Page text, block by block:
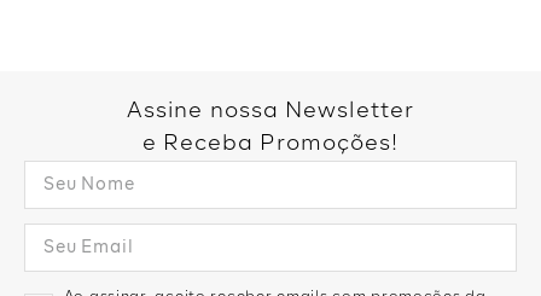
Assine nossa Newsletter